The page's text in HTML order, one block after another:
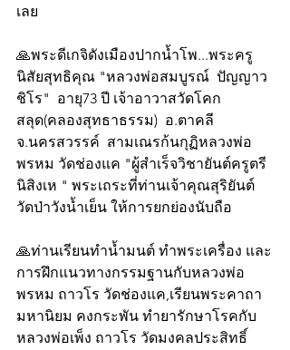
เลย
🙏พระดีเกจิดังเมืองปากน้ำโพ...พระครู
นิสัยสุทธิคุณ "หลวงพ่อสมบูรณ์  ปัญญาว
ชิโร"  อายุ73 ปี เจ้าอาวาสวัดโคก
สลุด(คลองสุทธาธรรม)  อ.ตาคลี
จ.นครสวรรค์  สามเณรก้นกุฏิหลวงพ่อ
พรหม วัดช่องแค "ผู้สำเร็จวิชายันต์ครูตรี
นิสิงเห " พระเถระที่ท่านเจ้าคุณสุริยันต์
วัดป่าวังน้ำเย็น ให้การยกย่องนับถือ
🙏ท่านเรียนทำน้ำมนต์ ทำพระเครื่อง และ
การฝึกแนวทางกรรมฐานกับหลวงพ่อ
พรหม ถาวโร วัดช่องแค,เรียนพระคาถา
มหานิยม คงกระพัน ทำยารักษาโรคกับ
หลวงพ่อเพ็ง ถาวโร วัดมงคลประสิทธิ์